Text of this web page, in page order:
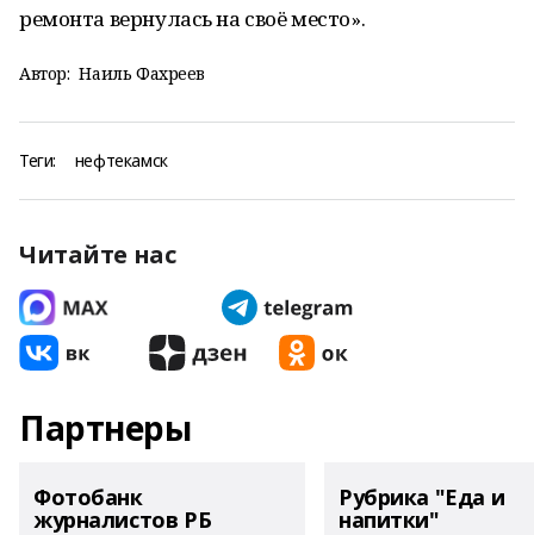
ремонта вернулась на своё место».
Автор: Наиль Фахреев
Теги: нефтекамск
Читайте нас
Партнеры
Фотобанк
журналистов РБ
Рубрика "Еда и
напитки"